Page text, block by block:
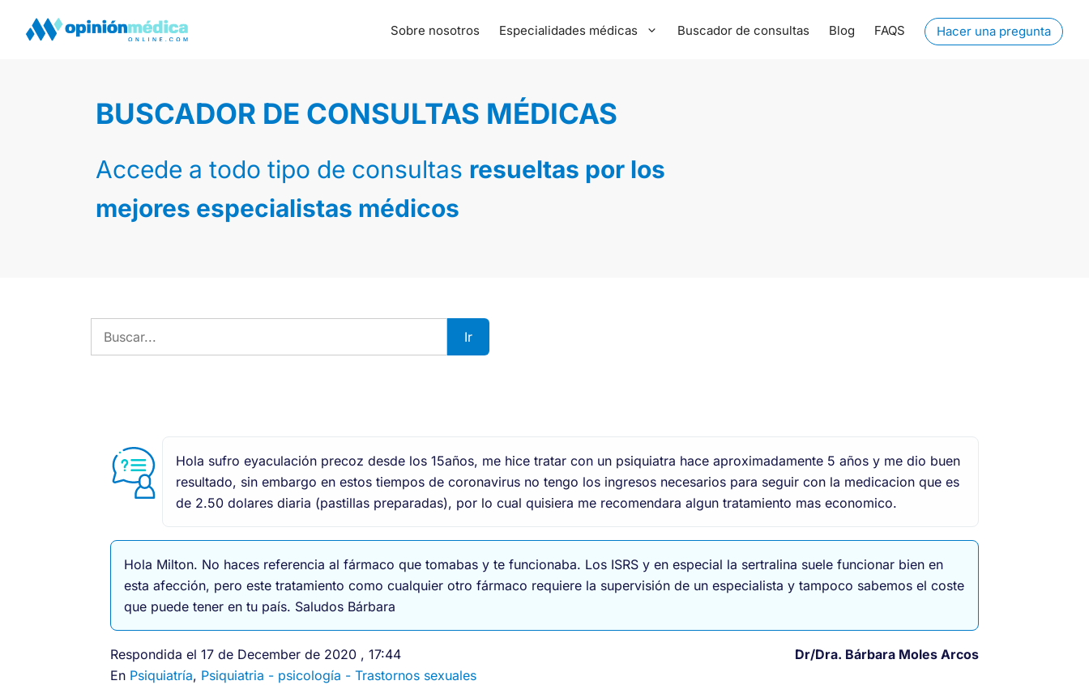
Sobre nosotros Especialidades médicas Buscador de consultas Blog FAQS Hacer una pregunta
BUSCADOR DE CONSULTAS MÉDICAS
Accede a todo tipo de consultas resueltas por los
mejores especialistas médicos
Hola sufro eyaculación precoz desde los 15años, me hice tratar con un psiquiatra hace aproximadamente 5 años y me dio buen
resultado, sin embargo en estos tiempos de coronavirus no tengo los ingresos necesarios para seguir con la medicacion que es
de 2.50 dolares diaria (pastillas preparadas), por lo cual quisiera me recomendara algun tratamiento mas economico.
Hola Milton. No haces referencia al fármaco que tomabas y te funcionaba. Los ISRS y en especial la sertralina suele funcionar bien en
esta afección, pero este tratamiento como cualquier otro fármaco requiere la supervisión de un especialista y tampoco sabemos el coste
que puede tener en tu país. Saludos Bárbara
Respondida el 17 de December de 2020 , 17:44 Dr/Dra. Bárbara Moles Arcos
En Psiquiatría, Psiquiatria - psicología - Trastornos sexuales